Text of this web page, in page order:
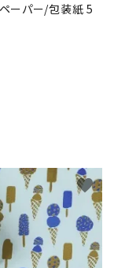
ーパー/包装紙 5
favorite